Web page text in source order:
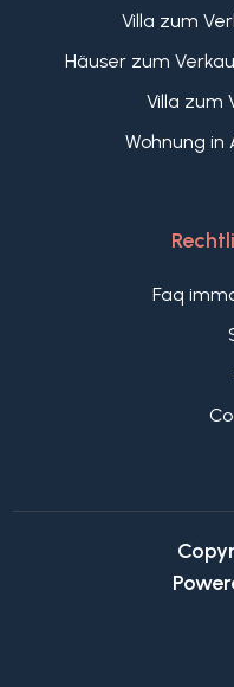
Villa zum
Häuser zum
Villa zum
Wohnung in
Faq